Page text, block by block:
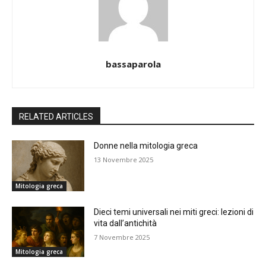
bassaparola
RELATED ARTICLES
Mitologia greca
Donne nella mitologia greca
13 Novembre 2025
Mitologia greca
Dieci temi universali nei miti greci: lezioni di
vita dall’antichità
7 Novembre 2025